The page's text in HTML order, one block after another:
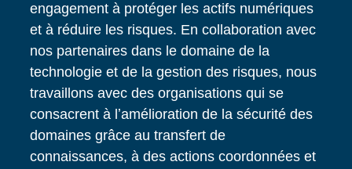
engagement à protéger les actifs numériques
et à réduire les risques. En collaboration avec
nos partenaires dans le domaine de la
technologie et de la gestion des risques, nous
travaillons avec des organisations qui se
consacrent à lʼamélioration de la sécurité des
domaines grâce au transfert de
connaissances, à des actions coordonnées et